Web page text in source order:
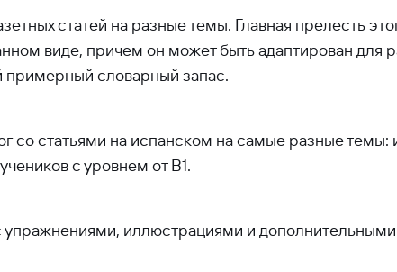
статей на разные темы. Главная прелесть
виде, причем он может быть адаптирован для
примерный словарный запас.
со статьями на испанском на самые разные
с уровнем от B1.
упражнениями, иллюстрациями и